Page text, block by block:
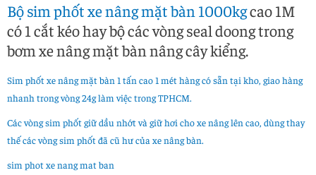
Bộ sim phốt xe nâng mặt bàn 1000kgcao 1M
có 1 cắt kéo hay bộ các vòng seal doong trong
bơm xe nâng mặt bàn nâng cây kiểng.
Sim phốt xe nâng mặt bàn 1 tấn cao 1 mét hàng có sẵn tại kho, giao hàng
nhanh trong vòng 24g làm việc trong TPHCM.
Các vòng sim phốt giữ dầu nhớt và giữ hơi cho xe nâng lên cao, dùng thay
thế các vòng sim phốt đã cũ hư của xe nâng bàn.
sim phot xe nang mat ban